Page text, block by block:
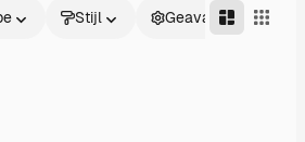
Stijl Geavanceerd